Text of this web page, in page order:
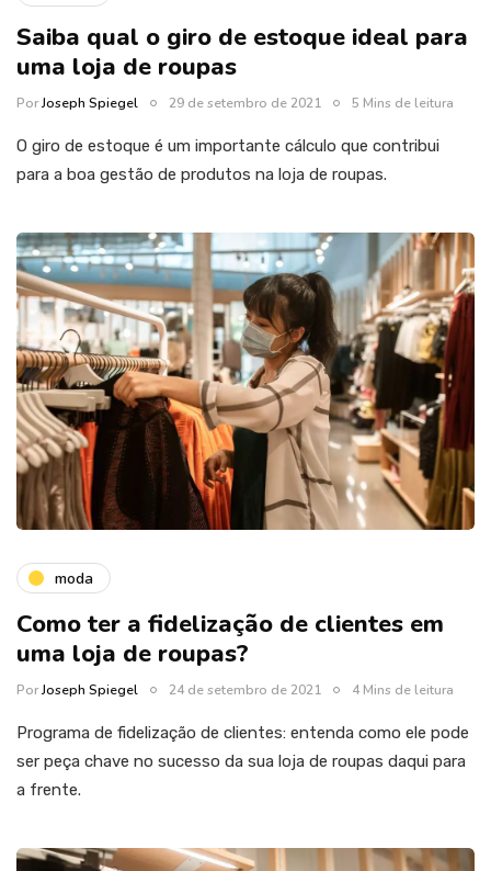
Saiba qual o giro de estoque ideal para
uma loja de roupas
PorJoseph Spiegel 29 de setembro de 2021 5 Mins de leitura
O giro de estoque é um importante cálculo que contribui
para a boa gestão de produtos na loja de roupas.
moda
Como ter a fidelização de clientes em
uma loja de roupas?
PorJoseph Spiegel 24 de setembro de 2021 4 Mins de leitura
Programa de fidelização de clientes: entenda como ele pode
ser peça chave no sucesso da sua loja de roupas daqui para
a frente.